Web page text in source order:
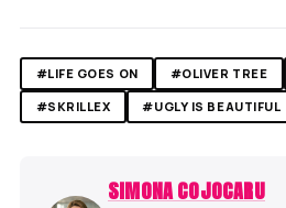
#LIFE GOES ON #OLIVER TREE
#SKRILLEX
#UGLY IS BEAUTIFUL
SIMONA COJOCARU